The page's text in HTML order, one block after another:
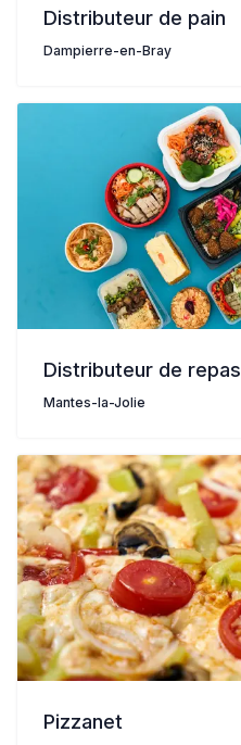
Distributeur de pain
Dampierre-en-Bray
Distributeur de repas
Mantes-la-Jolie
Pizzanet